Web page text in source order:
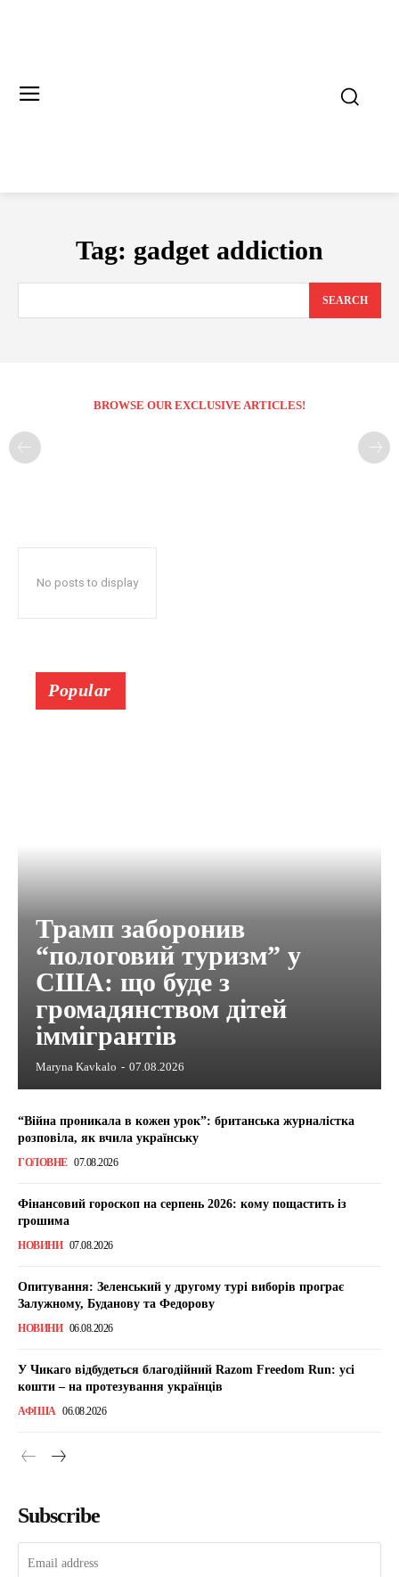
Tag: gadget addiction
SEARCH
BROWSE OUR EXCLUSIVE ARTICLES!
No posts to display
Popular
Трамп заборонив
“пологовий туризм” у
США: що буде з
громадянством дітей
іммігрантів
Maryna Kavkalo - 07.08.2026
“Війна проникала в кожен урок”: британська журналістка
розповіла, як вчила українську
ГОЛОВНЕ 07.08.2026
Фінансовий гороскоп на серпень 2026: кому пощастить із
грошима
НОВИНИ 07.08.2026
Опитування: Зеленський у другому турі виборів програє
Залужному, Буданову та Федорову
НОВИНИ 06.08.2026
У Чикаго відбудеться благодійний Razom Freedom Run: усі
кошти – на протезування українців
АФІША 06.08.2026
Subscribe